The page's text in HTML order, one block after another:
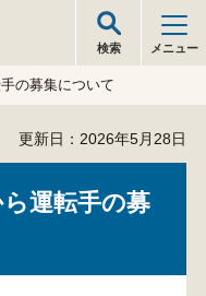
検索 メニュー
の募集について
更新日：2026年5月28日
運転手の募